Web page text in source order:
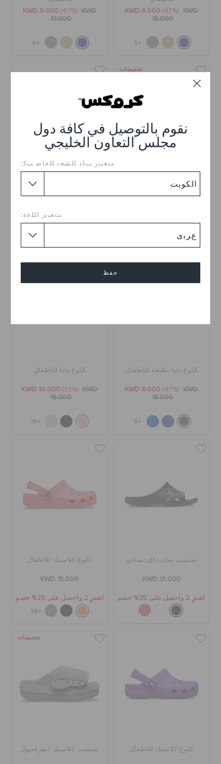
نقوم بالتوصيل في كافة دول
مجلس التعاون الخليجي
ﺖﻐﻴﻳﺭ ﺐﻟﺩ ﺎﻠﺸﺤﻧ ﺎﻠﺧﺎﺻ ﺐﻛ:
ﺖﻐﻴﻳﺭ ﺎﻠﻠﻏﺓ:
حفظ
KWD 8.000 (47%)
KWD
15.000
+5
KWD 9.000 (47%)
KWD
17.000
+6
تخفيضات
حذاء كلوغ للاطفال بوت ونتر باف للأطفال
كلوغ بايا بطبعة للأطفال
KWD 8.000 (47%)
KWD
15.000
+5
كلوغ بايا للأطفال
KWD 10.000 (33%)
KWD
15.000
+19
شبشب ساترداي نسائي
KWD 13.000
اشترِ 2 واحصل على 25% خصم
كلوغ كلاسيك للأطفال
KWD 15.000
اشترِ 2 واحصل على 25% خصم
+58
كلوغ كلاسيك للأطفال
تخفيضات
شبشب كلاسيك انفرغتبول